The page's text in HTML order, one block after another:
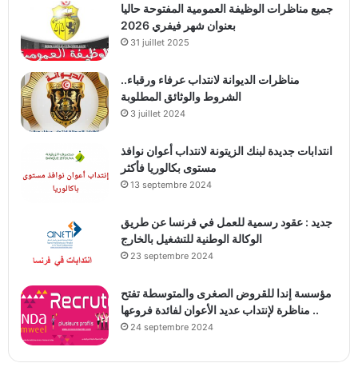
جميع مناظرات الوظيفة العمومية المفتوحة حاليا
بعنوان شهر فيفري 2026
31 juillet 2025
مناظرات الديوانة لانتداب عرفاء ورقباء..
الشروط والوثائق المطلوبة
3 juillet 2024
انتدابات جديدة لبنك الزيتونة لانتداب أعوان نوافذ
مستوى بكالوريا فأكثر
13 septembre 2024
جديد : عقود رسمية للعمل في فرنسا عن طريق
الوكالة الوطنية للتشغيل بالخارج
23 septembre 2024
مؤسسة إندا للقروض الصغرى والمتوسطة تفتح
مناظرة لإنتداب عديد الأعوان لفائدة فروعها ..
24 septembre 2024